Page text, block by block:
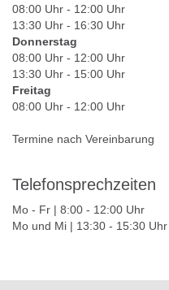
08:00 Uhr - 12:00 Uhr
13:30 Uhr - 16:30 Uhr
Donnerstag
08:00 Uhr - 12:00 Uhr
13:30 Uhr - 15:00 Uhr
Freitag
08:00 Uhr - 12:00 Uhr
Termine nach Vereinbarung
Telefonsprechzeiten
Mo - Fr | 8:00 - 12:00 Uhr
Mo und Mi | 13:30 - 15:30 Uhr